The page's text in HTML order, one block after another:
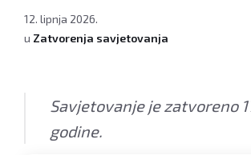
12. lipnja 2026.
u Zatvorenja savjetovanja
Savjetovanje je zatvoreno
godine.